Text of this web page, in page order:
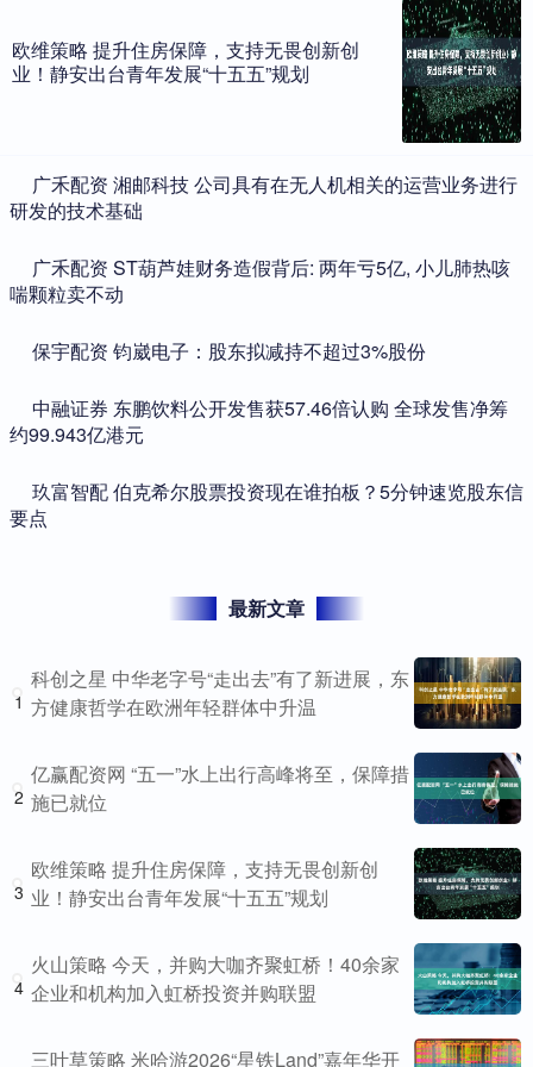
欧维策略 提升住房保障，支持无畏创新创
业！静安出台青年发展“十五五”规划
​广禾配资 湘邮科技 公司具有在无人机相关的运营业务进行
研发的技术基础
​广禾配资 ST葫芦娃财务造假背后: 两年亏5亿, 小儿肺热咳
喘颗粒卖不动
​保宇配资 钧崴电子：股东拟减持不超过3%股份
​中融证券 东鹏饮料公开发售获57.46倍认购 全球发售净筹
约99.943亿港元
​玖富智配 伯克希尔股票投资现在谁拍板？5分钟速览股东信
要点
最新文章
1
科创之星 中华老字号“走出去”有了新进展，东
方健康哲学在欧洲年轻群体中升温
2
亿赢配资网 “五一”水上出行高峰将至，保障措
施已就位
3
欧维策略 提升住房保障，支持无畏创新创
业！静安出台青年发展“十五五”规划
4
火山策略 今天，并购大咖齐聚虹桥！40余家
企业和机构加入虹桥投资并购联盟
三叶草策略 米哈游2026“星铁Land”嘉年华开